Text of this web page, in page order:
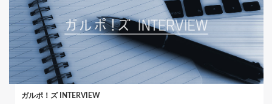
ガルポ！ズ INTERVIEW